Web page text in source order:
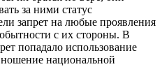
за ними статус
запрет на любые проявления
с их стороны. В
попадало использование
ношение национальной